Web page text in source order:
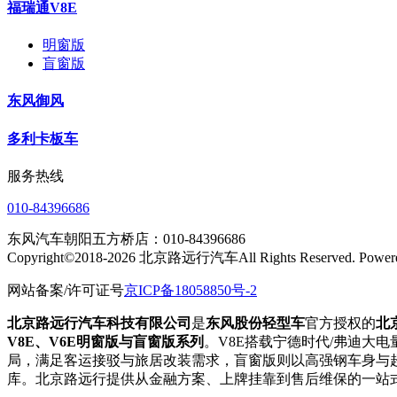
福瑞通V8E
明窗版
盲窗版
东风御风
多利卡板车
服务热线
010-84396686
东风汽车朝阳五方桥店：010-84396686
Copyright©2018-2026 北京路远行汽车All Rights Reserved.
网站备案/许可证号京ICP备18058850号-2
北京路远行汽车科技有限公司 是东风股份轻型车官方授权的北
V8E、V6E明窗版与盲窗版系列 。V8E搭载宁德时代/弗迪大电
局，满足客运接驳与旅居改装需求，盲窗版则以高强钢车身
库。北京路远行提供从金融方案、上牌挂靠到售后维保的一